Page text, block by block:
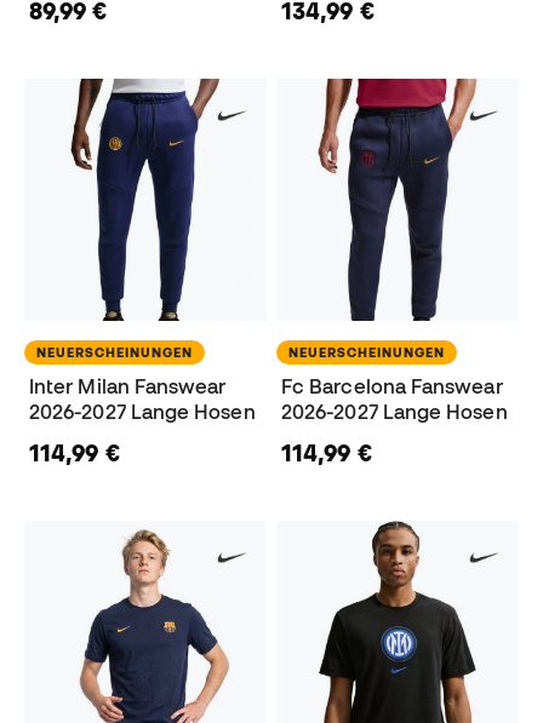
89,99 € 134,99 €
NEUERSCHEINUNGEN
Inter Milan Fanswear
2026-2027 Lange Hosen
114,99 €
NEUERSCHEINUNGEN
Fc Barcelona Fanswear
2026-2027 Lange Hosen
114,99 €